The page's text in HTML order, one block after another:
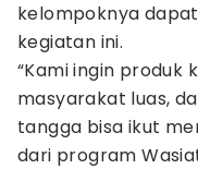
kelompoknya
kegiatan ini.
“Kami ingin produk
masyarakat luas,
tangga bisa ikut
dari program